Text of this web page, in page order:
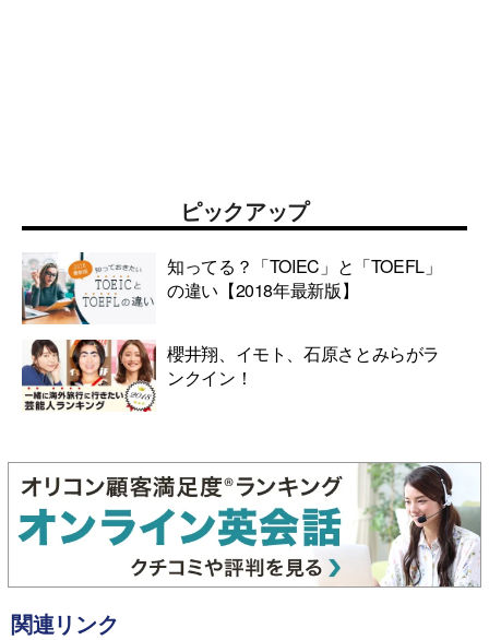
ピックアップ
知ってる？「TOIEC」と「TOEFL」
の違い【2018年最新版】
櫻井翔、イモト、石原さとみらがラ
ンクイン！
関連リンク